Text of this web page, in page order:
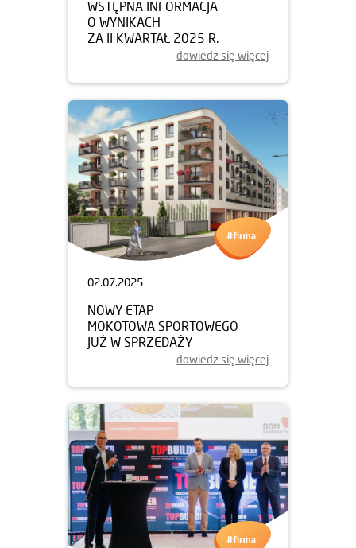
WSTĘPNA INFORMACJA
O WYNIKACH
ZA II KWARTAŁ 2025 R.
dowiedz się więcej
02.07.2025
NOWY ETAP
MOKOTOWA SPORTOWEGO
JUŻ W SPRZEDAŻY
dowiedz się więcej